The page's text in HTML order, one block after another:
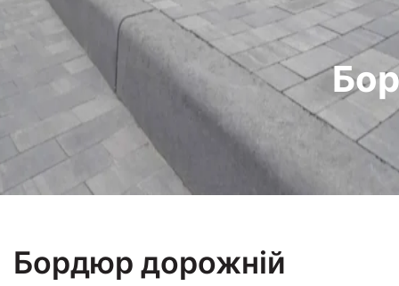
Бордюр дорожній